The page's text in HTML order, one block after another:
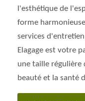
l'esthétique de
forme
services
Elagage est votre
une taille régulière
beauté et la santé